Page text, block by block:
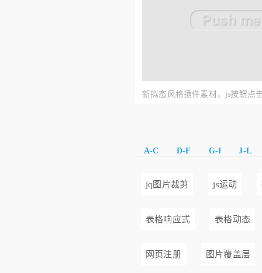
新拟态风格插件素材，js按钮点
A-C D-F G-I J-L
jq图片裁剪 js运动
表格响应式 表格动态
网页注册 图片覆盖层